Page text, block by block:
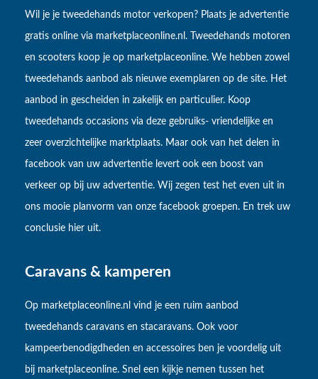
Wil je je tweedehands motor verkopen? Plaats je advertentie
gratis online via marketplaceonline.nl. Tweedehands motoren
en scooters koop je op marketplaceonline. We hebben zowel
tweedehands aanbod als nieuwe exemplaren op de site. Het
aanbod in gescheiden in zakelijk en particulier. Koop
tweedehands occasions via deze gebruiks- vriendelijke en
zeer overzichtelijke marktplaats. Maar ook van het delen in
facebook van uw advertentie levert ook een boost van
verkeer op bij uw advertentie. Wij zegen test het even uit in
ons mooie planvorm van onze facebook groepen. En trek uw
conclusie hier uit.
Caravans & kamperen
Op marketplaceonline.nl vind je een ruim aanbod
tweedehands caravans en stacaravans. Ook voor
kampeerbenodigdheden en accessoires ben je voordelig uit
bij marketplaceonline. Snel een kijkje nemen tussen het